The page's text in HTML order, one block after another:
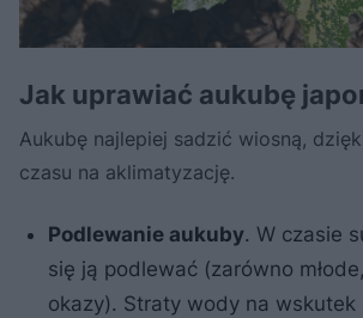
Jak uprawiać aukubę
Aukubę najlepiej sadzić wiosną,
czasu na aklimatyzację.
Podlewanie aukuby. W czasie
się ją podlewać (zarówno
okazy). Straty wody na wskutek